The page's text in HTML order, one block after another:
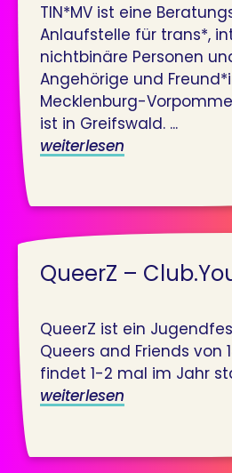
TIN*MV ist eine
Anlaufstelle für trans*,
nichtbinäre Personen
Angehörige und
Mecklenburg-
ist in Greifswald. ...
weiterlesen
QueerZ –
QueerZ ist ein
Queers and Friends von
findet 1-2 mal im Jahr
weiterlesen